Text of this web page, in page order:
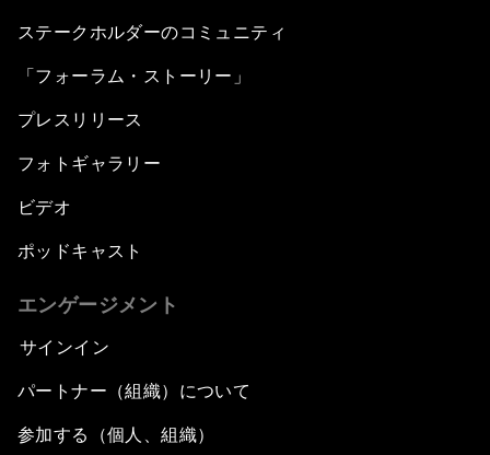
ステークホルダーのコミュニティ
「フォーラム・ストーリー」
プレスリリース
フォトギャラリー
ビデオ
ポッドキャスト
エンゲージメント
サインイン
パートナー（組織）について
参加する（個人、組織）